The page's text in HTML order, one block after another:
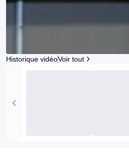
Historique vidéoVoir tout